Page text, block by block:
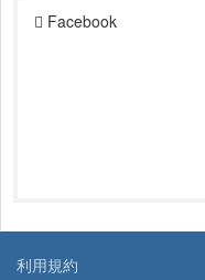
Facebook
利用規約